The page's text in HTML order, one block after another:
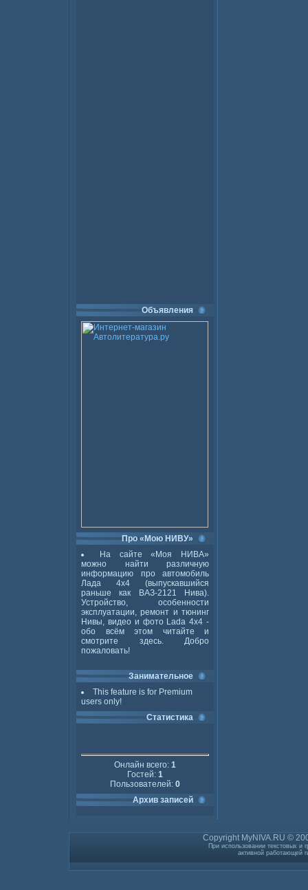
Объявления
Про «Мою НИВУ»
На сайте «Моя НИВА»
можно найти различную
информацию про автомобиль
Лада 4x4 (выпускавшийся
раньше как ВАЗ-2121 Нива).
Устройство, особенности
эксплуатации, ремонт и тюнинг
Нивы, видео и фото Lada 4x4 -
обо всём этом читайте и
смотрите здесь. Добро
пожаловать!
Занимательное
This feature is for Premium
users only!
Статистика
Онлайн всего: 1
Гостей: 1
Пользователей: 0
Архив записей
Copyright MyNIVA.RU ©
При использовании текстовых и
активной работающей